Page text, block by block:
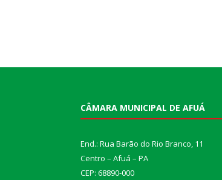
CÂMARA MUNICIPAL DE AFUÁ
End.: Rua Barão do Rio Branco, 11
Centro – Afuá – PA
CEP: 68890-000